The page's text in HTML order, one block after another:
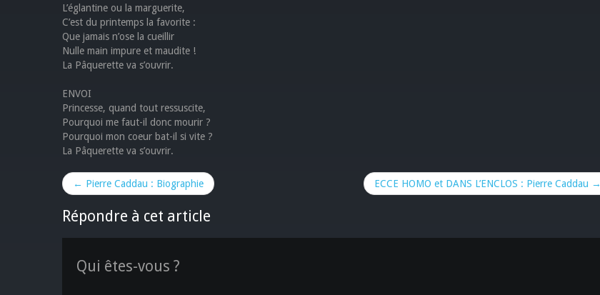
L’églantine ou la marguerite,
C’est du printemps la favorite :
Que jamais n’ose la cueillir
Nulle main impure et maudite !
La Pâquerette va s’ouvrir.
ENVOI
Princesse, quand tout ressuscite,
Pourquoi me faut-il donc mourir ?
Pourquoi mon coeur bat-il si vite ?
La Pâquerette va s’ouvrir.
← Pierre Caddau : Biographie ECCE HOMO et DANS L’ENCLOS : Pierre Caddau →
Répondre à cet article
Qui êtes-vous ?